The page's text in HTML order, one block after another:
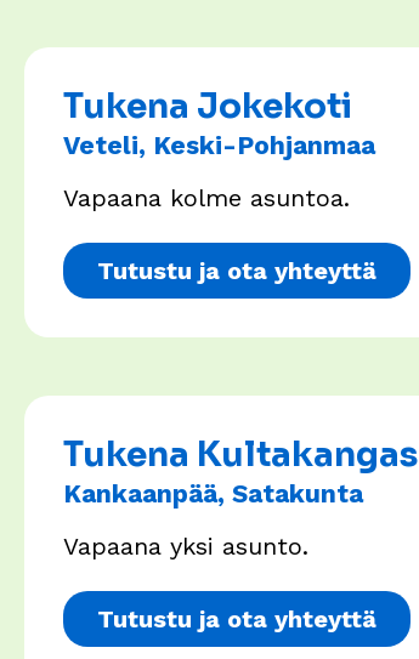
Tukena Jokekoti
Veteli, Keski-Pohjanmaa
Vapaana kolme asuntoa.
Tutustu ja ota yhteyttä
Tukena Kultakangas
Kankaanpää, Satakunta
Vapaana yksi asunto.
Tutustu ja ota yhteyttä